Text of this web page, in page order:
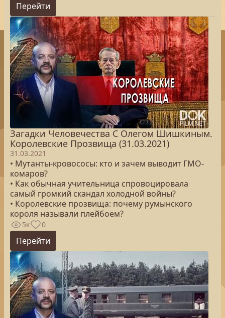
Перейти
Загадки Человечества С Олегом Шишкиным.
Королевские Прозвища (31.03.2021)
31.03.2021
• Мутанты-кровососы: кто и зачем выводит ГМО-
комаров?
• Как обычная учительница спровоцировала
самый громкий скандал холодной войны?
• Королевские прозвища: почему румынского
короля называли плейбоем?
5к 0
Перейти